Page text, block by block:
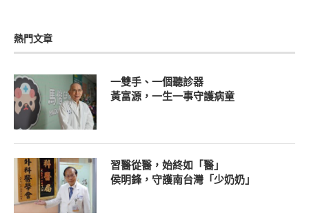
熱門文章
一雙手、一個聽診器
黃富源，一生一事守護病童
習醫從醫，始終如「醫」
侯明鋒，守護南台灣「少奶奶」